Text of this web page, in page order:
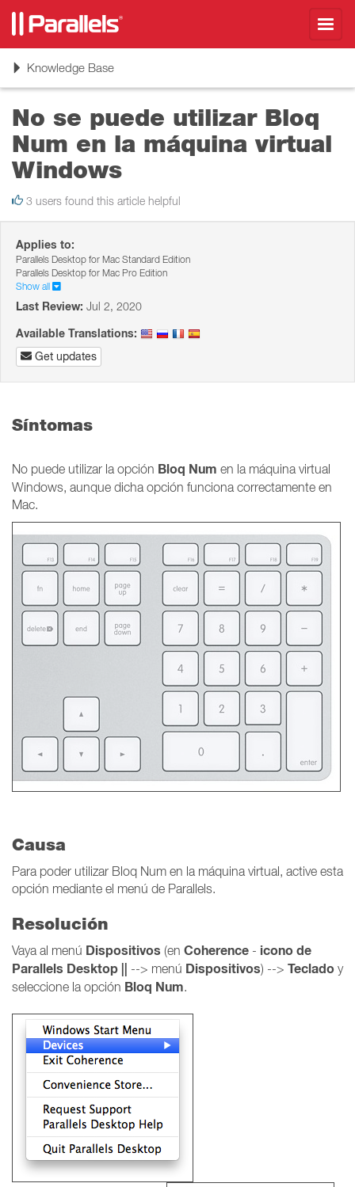
ToggleKnowledge Base
No se puede utilizar Bloq
Num en la máquina virtual
Windows
3 users found this article helpful
Applies to:
Parallels Desktop for Mac Standard Edition
Parallels Desktop for Mac Pro Edition
Show all
Last Review: Jul 2, 2020
Available Translations:
Get updates
Síntomas
No puede utilizar la opción Bloq Num en la máquina virtual
Windows, aunque dicha opción funciona correctamente en
Mac.
Causa
Para poder utilizar Bloq Num en la máquina virtual, active esta
opción mediante el menú de Parallels.
Resolución
Vaya al menú Dispositivos (en Coherence - icono de
Parallels Desktop ||
--> menú Dispositivos) --> Teclado y
seleccione la opción Bloq Num.